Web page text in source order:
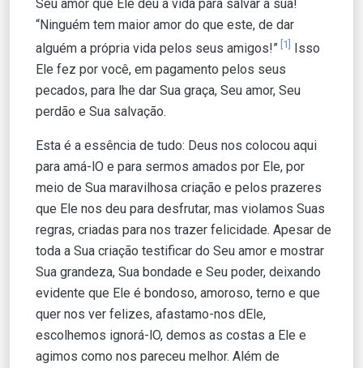
Seu amor que Ele deu a vida para salvar a sua!
“Ninguém tem maior amor do que este, de dar
alguém a própria vida pelos seus amigos!” [1] Isso
Ele fez por você, em pagamento pelos seus
pecados, para lhe dar Sua graça, Seu amor, Seu
perdão e Sua salvação.
Esta é a essência de tudo: Deus nos colocou aqui
para amá-lO e para sermos amados por Ele, por
meio de Sua maravilhosa criação e pelos prazeres
que Ele nos deu para desfrutar, mas violamos Suas
regras, criadas para nos trazer felicidade. Apesar de
toda a Sua criação testificar do Seu amor e mostrar
Sua grandeza, Sua bondade e Seu poder, deixando
evidente que Ele é bondoso, amoroso, terno e que
quer nos ver felizes, afastamo-nos dEle,
escolhemos ignorá-lO, demos as costas a Ele e
agimos como nos pareceu melhor. Além de